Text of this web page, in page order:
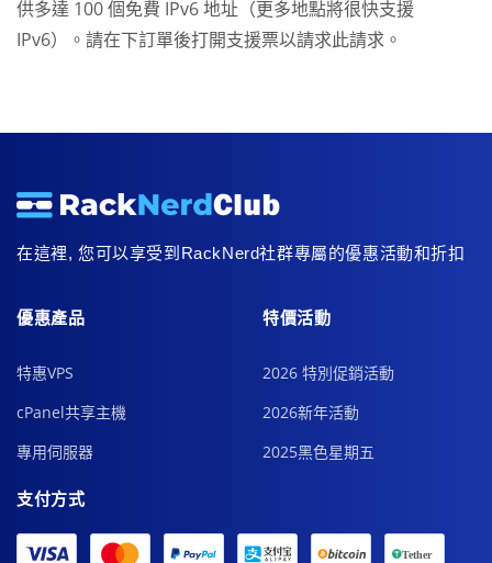
供多達 100 個免費 IPv6 地址（更多地點將很快支援
IPv6）。請在下訂單後打開支援票以請求此請求。
在這裡, 您可以享受到RackNerd社群專屬的優惠活動和折扣
優惠產品
特惠VPS
cPanel共享主機
專用伺服器
特價活動
2026 特別促銷活動
2026新年活動
2025黑色星期五
支付方式